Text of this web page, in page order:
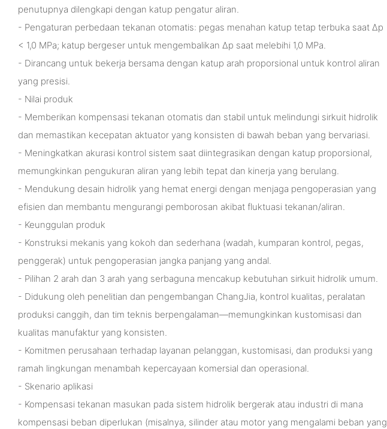
penutupnya dilengkapi dengan katup pengatur aliran.
- Pengaturan perbedaan tekanan otomatis: pegas menahan katup tetap terbuka saat Δp
< 1,0 MPa; katup bergeser untuk mengembalikan Δp saat melebihi 1,0 MPa.
- Dirancang untuk bekerja bersama dengan katup arah proporsional untuk kontrol aliran
yang presisi.
- Nilai produk
- Memberikan kompensasi tekanan otomatis dan stabil untuk melindungi sirkuit hidrolik
dan memastikan kecepatan aktuator yang konsisten di bawah beban yang bervariasi.
- Meningkatkan akurasi kontrol sistem saat diintegrasikan dengan katup proporsional,
memungkinkan pengukuran aliran yang lebih tepat dan kinerja yang berulang.
- Mendukung desain hidrolik yang hemat energi dengan menjaga pengoperasian yang
efisien dan membantu mengurangi pemborosan akibat fluktuasi tekanan/aliran.
- Keunggulan produk
- Konstruksi mekanis yang kokoh dan sederhana (wadah, kumparan kontrol, pegas,
penggerak) untuk pengoperasian jangka panjang yang andal.
- Pilihan 2 arah dan 3 arah yang serbaguna mencakup kebutuhan sirkuit hidrolik umum.
- Didukung oleh penelitian dan pengembangan ChangJia, kontrol kualitas, peralatan
produksi canggih, dan tim teknis berpengalaman—memungkinkan kustomisasi dan
kualitas manufaktur yang konsisten.
- Komitmen perusahaan terhadap layanan pelanggan, kustomisasi, dan produksi yang
ramah lingkungan menambah kepercayaan komersial dan operasional.
- Skenario aplikasi
- Kompensasi tekanan masukan pada sistem hidrolik bergerak atau industri di mana
kompensasi beban diperlukan (misalnya, silinder atau motor yang mengalami beban yang